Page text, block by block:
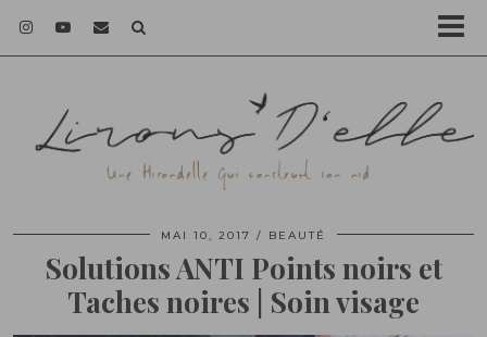
MAI 10, 2017 BEAUTÉ
Solutions ANTI Points noirs et
Taches noires | Soin visage